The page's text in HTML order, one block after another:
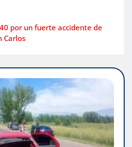
por un fuerte accidente de
Carlos